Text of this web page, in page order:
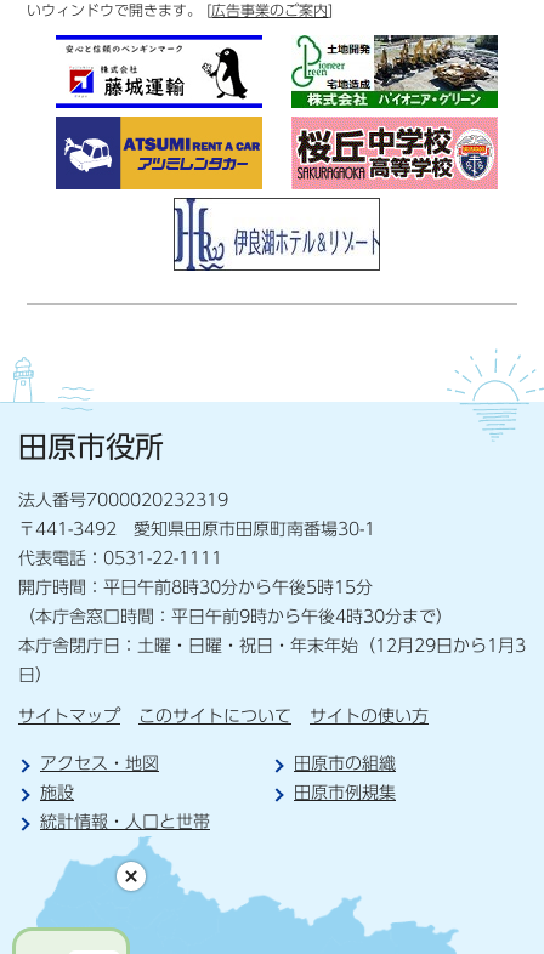
いウィンドウで開きます。 [広告事業のご案内]
田原市役所
法人番号7000020232319
〒441-3492 愛知県田原市田原町南番場30-1
代表電話：0531-22-1111
開庁時間：平日午前8時30分から午後5時15分
（本庁舎窓口時間：平日午前9時から午後4時30分まで）
本庁舎閉庁日：土曜・日曜・祝日・年末年始（12月29日から1月3
日）
サイトマップ このサイトについて サイトの使い方
アクセス・地図
田原市の組織
施設
田原市例規集
統計情報・人口と世帯